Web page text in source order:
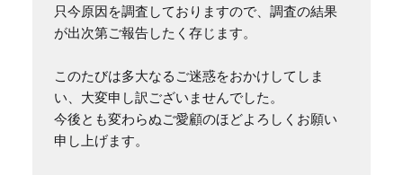
只今原因を調査しておりますので、調査の結果
が出次第ご報告したく存じます。
このたびは多大なるご迷惑をおかけしてしま
い、大変申し訳ございませんでした。
今後とも変わらぬご愛顧のほどよろしくお願い
申し上げます。